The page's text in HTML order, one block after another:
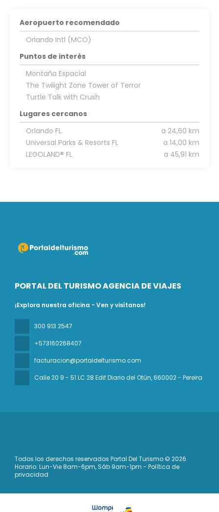
Aeropuerto recomendado
Orlando Intl (MCO)
Puntos de interés
Montaña Espacial
The Twilight Zone Tower of Terror
Turtle Talk with Crush
Lugares cercanos
Orlando FL
a 24,60 km
Universal Parks & Resorts FL
a 14,00 km
LEGOLAND® FL
a 45,91 km
PORTAL DEL TURISMO AGENCIA DE VIAJES
¡Explora nuestra oficina - Ven y visítanos!
300 913 2547
+573160268407
facturacion@portaldelturismo.com
Calle 20 9 - 51 LC 28 Edif Diario del Otún, 660002 - Pereira
Todos los derechos reservados Portal Del Turismo © 2026
Horario: Lun-Vie 8am-6pm, Sáb 9am-1pm - Política de
privacidad